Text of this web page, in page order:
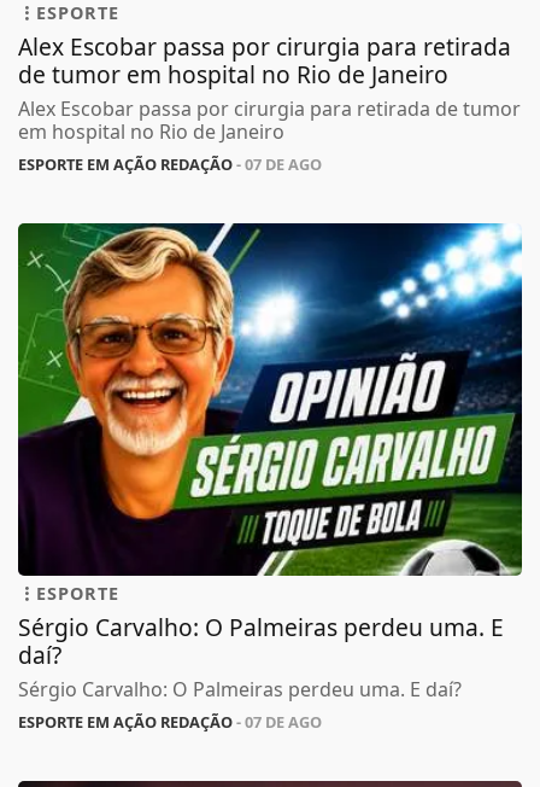
ESPORTE
Alex Escobar passa por cirurgia para retirada
de tumor em hospital no Rio de Janeiro
Alex Escobar passa por cirurgia para retirada de tumor
em hospital no Rio de Janeiro
ESPORTE EM AÇÃO REDAÇÃO- 07 DE AGO
ESPORTE
Sérgio Carvalho: O Palmeiras perdeu uma. E
daí?
Sérgio Carvalho: O Palmeiras perdeu uma. E daí?
ESPORTE EM AÇÃO REDAÇÃO- 07 DE AGO